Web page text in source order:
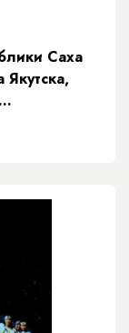
Саха
Якутска,